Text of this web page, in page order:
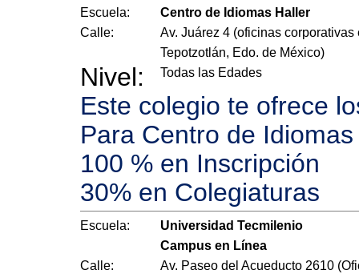
Escuela:
Centro de Idiomas Haller
Calle:
Av. Juárez 4 (oficinas corporativas
Tepotzotlán, Edo. de México)
Nivel: Todas las Edades
Este colegio te ofrece
Para Centro de Idiomas
100 % en Inscripción
30% en Colegiaturas
Escuela:
Universidad Tecmilenio
Campus en Línea
Calle:
Av. Paseo del Acueducto 2610